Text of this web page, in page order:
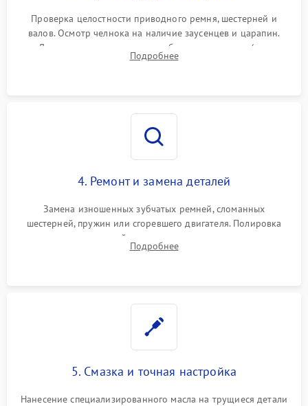
Проверка целостности приводного ремня, шестерней и
валов. Осмотр челнока на наличие заусенцев и царапин.
Диагностика электромотора, блока управления (для
компьютерных машин), нитевдевателя и механизма
Подробнее
4. Ремонт и замена деталей
Замена изношенных зубчатых ремней, сломанных
шестерней, пружин или сгоревшего двигателя. Полировка
челночного устройства для устранения заусенцев.
Восстановление контактов в педали и пайка элементов на
Подробнее
5. Смазка и точная настройка
Нанесение специализированного масла на трущиеся детали